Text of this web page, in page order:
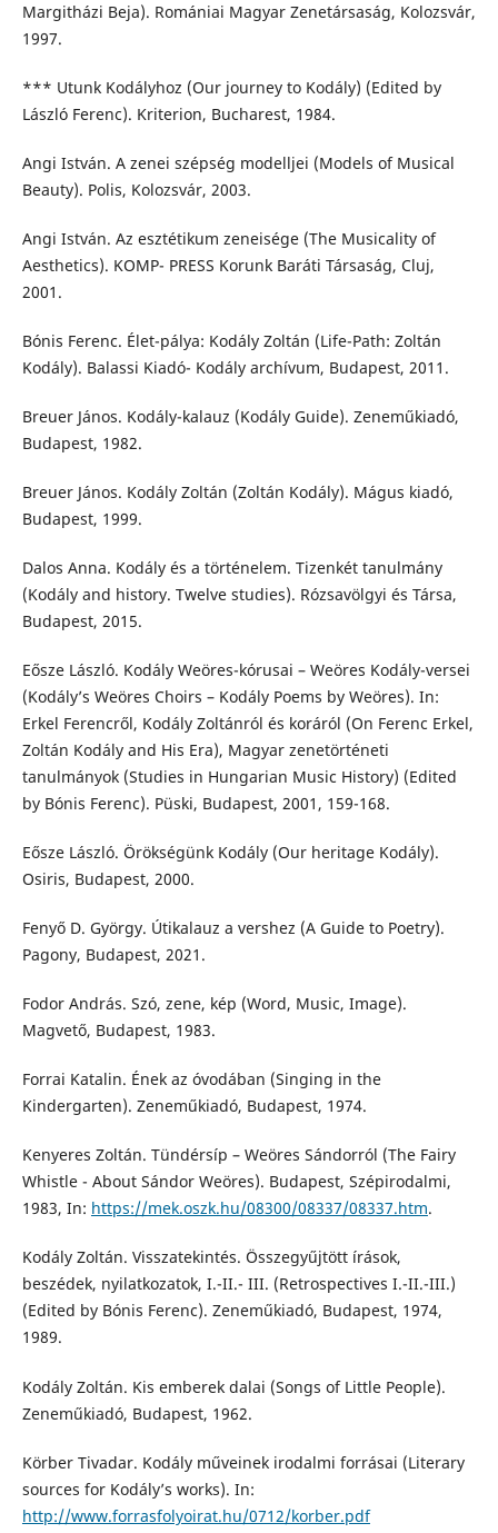
Margitházi Beja). Romániai Magyar Zenetársaság, Kolozsvár,
1997.
*** Utunk Kodályhoz (Our journey to Kodály) (Edited by
László Ferenc). Kriterion, Bucharest, 1984.
Angi István. A zenei szépség modelljei (Models of Musical
Beauty). Polis, Kolozsvár, 2003.
Angi István. Az esztétikum zeneisége (The Musicality of
Aesthetics). KOMP- PRESS Korunk Baráti Társaság, Cluj,
2001.
Bónis Ferenc. Élet-pálya: Kodály Zoltán (Life-Path: Zoltán
Kodály). Balassi Kiadó- Kodály archívum, Budapest, 2011.
Breuer János. Kodály-kalauz (Kodály Guide). Zeneműkiadó,
Budapest, 1982.
Breuer János. Kodály Zoltán (Zoltán Kodály). Mágus kiadó,
Budapest, 1999.
Dalos Anna. Kodály és a történelem. Tizenkét tanulmány
(Kodály and history. Twelve studies). Rózsavölgyi és Társa,
Budapest, 2015.
Eősze László. Kodály Weöres-kórusai – Weöres Kodály-versei
(Kodály’s Weöres Choirs – Kodály Poems by Weöres). In:
Erkel Ferencről, Kodály Zoltánról és koráról (On Ferenc Erkel,
Zoltán Kodály and His Era), Magyar zenetörténeti
tanulmányok (Studies in Hungarian Music History) (Edited
by Bónis Ferenc). Püski, Budapest, 2001, 159-168.
Eősze László. Örökségünk Kodály (Our heritage Kodály).
Osiris, Budapest, 2000.
Fenyő D. György. Útikalauz a vershez (A Guide to Poetry).
Pagony, Budapest, 2021.
Fodor András. Szó, zene, kép (Word, Music, Image).
Magvető, Budapest, 1983.
Forrai Katalin. Ének az óvodában (Singing in the
Kindergarten). Zeneműkiadó, Budapest, 1974.
Kenyeres Zoltán. Tündérsíp – Weöres Sándorról (The Fairy
Whistle - About Sándor Weöres). Budapest, Szépirodalmi,
1983, In: https://mek.oszk.hu/08300/08337/08337.htm.
Kodály Zoltán. Visszatekintés. Összegyűjtött írások,
beszédek, nyilatkozatok, I.-II.- III. (Retrospectives I.-II.-III.)
(Edited by Bónis Ferenc). Zeneműkiadó, Budapest, 1974,
1989.
Kodály Zoltán. Kis emberek dalai (Songs of Little People).
Zeneműkiadó, Budapest, 1962.
Körber Tivadar. Kodály műveinek irodalmi forrásai (Literary
sources for Kodály’s works). In:
http://www.forrasfolyoirat.hu/0712/korber.pdf